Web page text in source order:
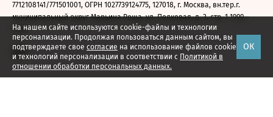
На нашем сайте используются cookie-файлы и технологии
персонализации. Продолжая пользоваться данным сайтом, вы
подтверждаете свое согласие на использование файлов cookie
и технологий персонализации в соответствии с Политикой в
отношении обработки персональных данных.
ОК
7712108141/771501001, ОГРН 1027739124775, 127018, г. Москва, вн.тер.г.
муниципальный округ Марьина Роща, ул. Полковая, д. 3, стр. 1 1999—
2026